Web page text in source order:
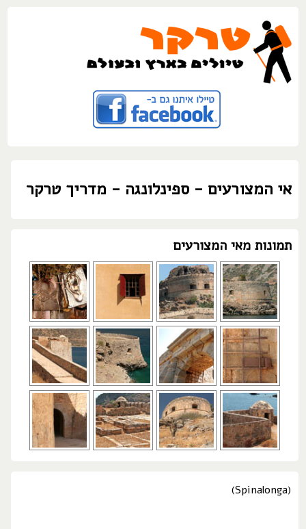
אי המצורעים - ספינלונגה - מדריך טרקר
תמונות מאי המצורעים
(Spinalonga)